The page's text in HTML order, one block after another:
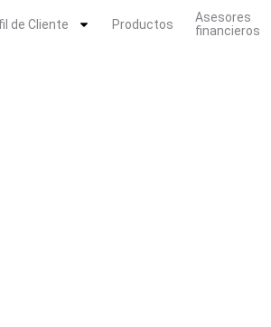
de Cliente Productos
Asesores
financieros